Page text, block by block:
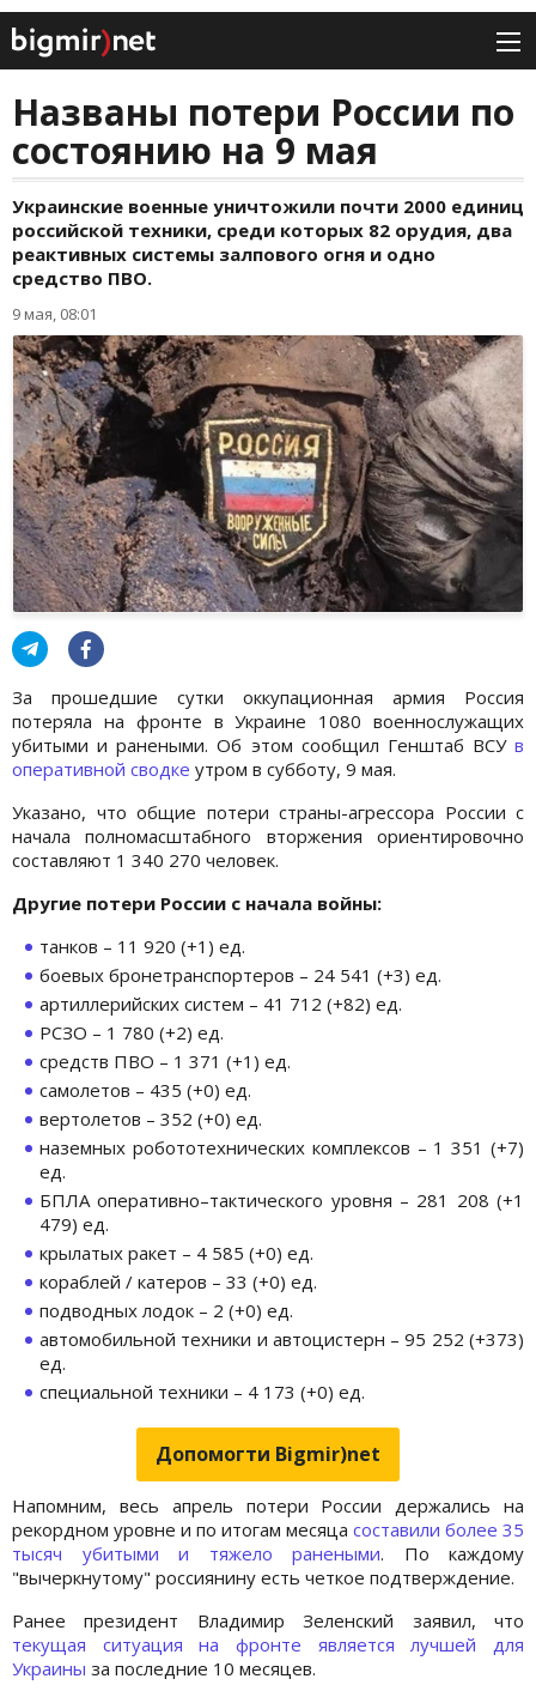
Названы потери России по
состоянию на 9 мая
Украинские военные уничтожили почти 2000 единиц
российской техники, среди которых 82 орудия, два
реактивных системы залпового огня и одно
средство ПВО.
9 мая, 08:01
За прошедшие сутки оккупационная армия Россия
потеряла на фронте в Украине 1080 военнослужащих
убитыми и ранеными. Об этом сообщил Генштаб ВСУ в
оперативной сводке утром в субботу, 9 мая.
Указано, что общие потери страны-агрессора России с
начала полномасштабного вторжения ориентировочно
составляют 1 340 270 человек.
Другие потери России с начала войны:
танков – 11 920 (+1) ед.
боевых бронетранспортеров – 24 541 (+3) ед.
артиллерийских систем – 41 712 (+82) ед.
РСЗО – 1 780 (+2) ед.
средств ПВО – 1 371 (+1) ед.
самолетов – 435 (+0) ед.
вертолетов – 352 (+0) ед.
наземных робототехнических комплексов – 1 351 (+7)
ед.
БПЛА оперативно–тактического уровня – 281 208 (+1
479) ед.
крылатых ракет – 4 585 (+0) ед.
кораблей / катеров – 33 (+0) ед.
подводных лодок – 2 (+0) ед.
автомобильной техники и автоцистерн – 95 252 (+373)
ед.
специальной техники – 4 173 (+0) ед.
Допомогти Bigmir)net
Напомним, весь апрель потери России держались на
рекордном уровне и по итогам месяца составили более 35
тысяч убитыми и тяжело ранеными. По каждому
"вычеркнутому" россиянину есть четкое подтверждение.
Ранее президент Владимир Зеленский заявил, что
текущая ситуация на фронте является лучшей для
Украины за последние 10 месяцев.